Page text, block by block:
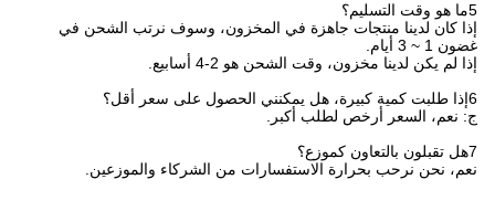
5ما هو وقت التسليم؟
إذا كان لدينا منتجات جاهزة في المخزون، وسوف نرتب الشحن في
غضون 1 ~ 3 أيام.
إذا لم يكن لدينا مخزون، وقت الشحن هو 2-4 أسابيع.
6إذا طلبت كمية كبيرة، هل يمكنني الحصول على سعر أقل؟
ج: نعم، السعر أرخص لطلب أكبر.
نعم، نحن نرحب بحرارة الاستفسارات من الشركاء والموزعين.